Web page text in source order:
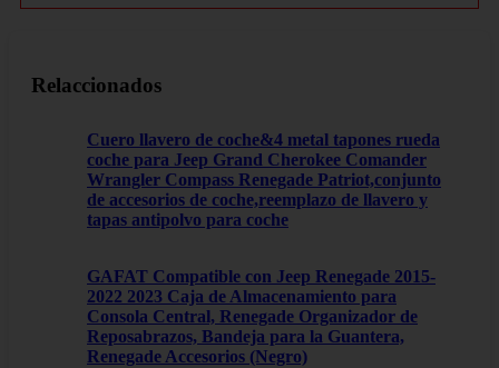
Relaccionados
Cuero llavero de coche&4 metal tapones rueda
coche para Jeep Grand Cherokee Comander
Wrangler Compass Renegade Patriot,conjunto
de accesorios de coche,reemplazo de llavero y
tapas antipolvo para coche
GAFAT Compatible con Jeep Renegade 2015-
2022 2023 Caja de Almacenamiento para
Consola Central, Renegade Organizador de
Reposabrazos, Bandeja para la Guantera,
Renegade Accesorios (Negro)